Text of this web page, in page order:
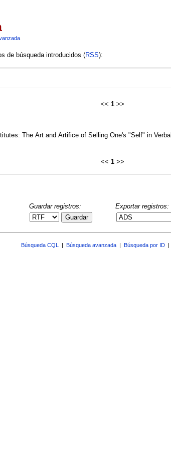
de búsqueda introducidos (RSS):
<< 1 >>
The Art and Artifice of Selling One's "Self" in Verbal
<< 1 >>
Guardar registros:
Guardar
Exportar registros:
Búsqueda CQL Búsqueda avanzada Búsqueda por ID